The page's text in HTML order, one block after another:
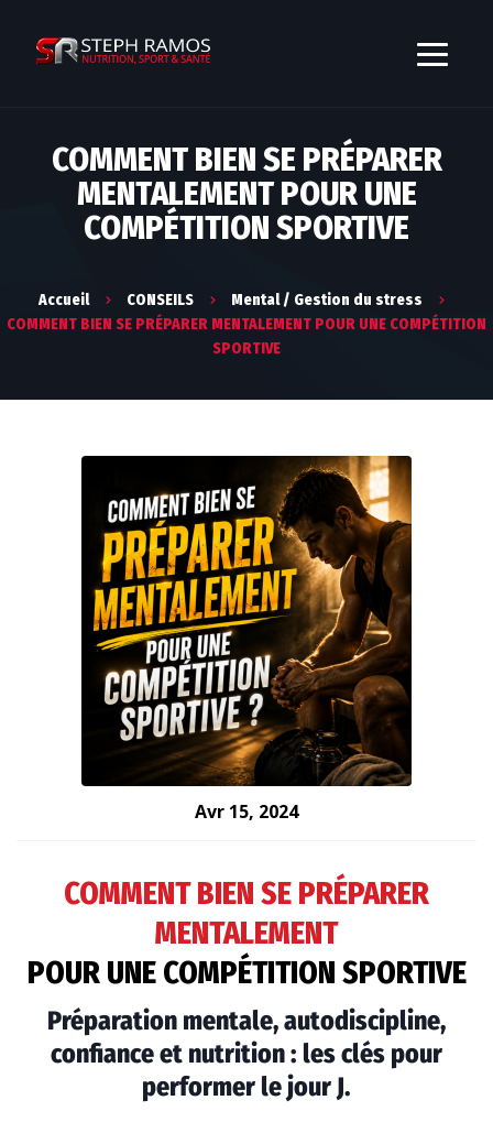
COMMENT BIEN SE PRÉPARER
MENTALEMENT POUR UNE
COMPÉTITION SPORTIVE
Accueil CONSEILS
Mental / Gestion du stress
COMMENT BIEN SE PRÉPARER MENTALEMENT POUR UNE COMPÉTITION
SPORTIVE
Avr 15, 2024
COMMENT BIEN SE PRÉPARER
MENTALEMENT
POUR UNE COMPÉTITION SPORTIVE
Préparation mentale, autodiscipline,
confiance et nutrition : les clés pour
performer le jour J.